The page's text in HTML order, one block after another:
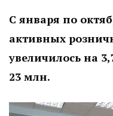
С января по
активных
увеличилось на
23 млн.